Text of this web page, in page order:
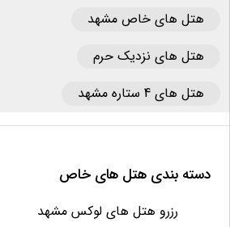
هتل های خاص مشهد
هتل های نزدیک حرم
هتل های 4 ستاره مشهد
دسته بندی هتل های خاص
رزرو هتل های لوکس مشهد